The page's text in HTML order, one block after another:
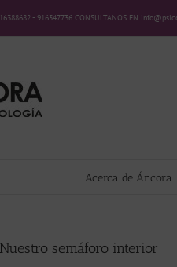
- 916347736 CONSULTANOS EN
Acerca de Áncora
Nuestro semáforo interior